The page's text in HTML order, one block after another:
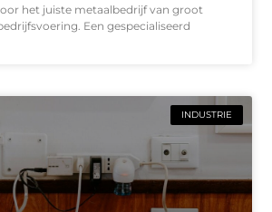
het juiste metaalbedrijf van groot
Een gespecialiseerd
INDUSTRIE